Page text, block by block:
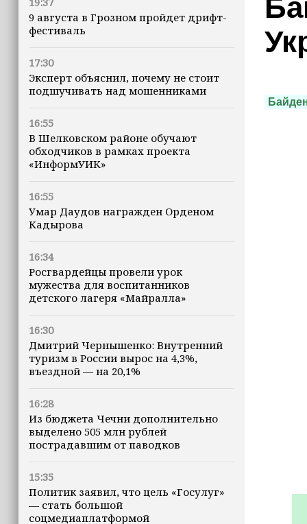
9 августа в Грозном пройдет дрифт-
фестиваль
17:30
Эксперт объяснил, почему не стоит
подшучивать над мошенниками
16:55
В Шелковском районе обучают
обходчиков в рамках проекта
«ИнформУИК»
16:55
Умар Даудов награжден Орденом
Кадырова
16:34
Росгвардейцы провели урок
мужества для воспитанников
детского лагеря «Майралла»
16:30
Дмитрий Чернышенко: Внутренний
туризм в России вырос на 4,3%,
въездной — на 20,1%
16:28
Из бюджета Чечни дополнительно
выделено 505 млн рублей
пострадавшим от паводков
15:35
Политик заявил, что цель «Госулуг»
— стать большой
соцмедиаплатформой